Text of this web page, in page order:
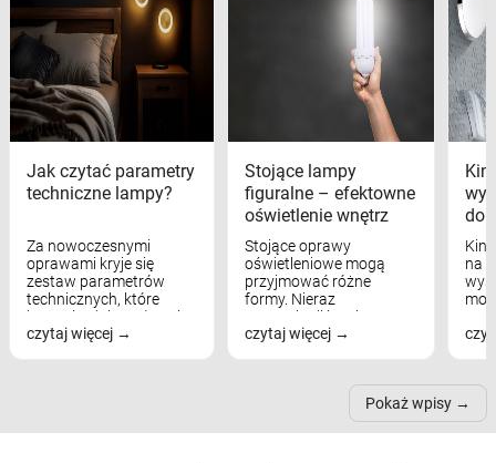
Jak czytać parametry
techniczne lampy?
Za nowoczesnymi
oprawami kryje się
zestaw parametrów
technicznych, które
bezpośrednio wpływają
na komfort widzenia,
czytaj więcej
Stojące lampy
figuralne – efektowne
oświetlenie wnętrz
Stojące oprawy
oświetleniowe mogą
przyjmować różne
formy. Nieraz
wspominaliśmy już
modele na łukowych
nich może przydać się w
czytaj więcej
na
Pokaż wpisy